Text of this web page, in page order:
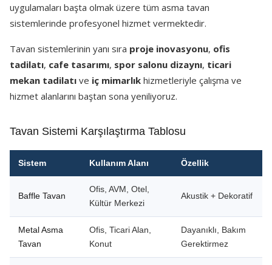
uygulamaları başta olmak üzere tüm asma tavan
sistemlerinde profesyonel hizmet vermektedir.
Tavan sistemlerinin yanı sıra proje inovasyonu, ofis
tadilatı, cafe tasarımı, spor salonu dizaynı, ticari
mekan tadilatı ve iç mimarlık hizmetleriyle çalışma ve
hizmet alanlarını baştan sona yeniliyoruz.
Tavan Sistemi Karşılaştırma Tablosu
Sistem Kullanım Alanı Özellik
Baffle Tavan
Ofis, AVM, Otel,
Kültür Merkezi
Akustik + Dekoratif
Metal Asma
Tavan
Ofis, Ticari Alan,
Konut
Dayanıklı, Bakım
Gerektirmez